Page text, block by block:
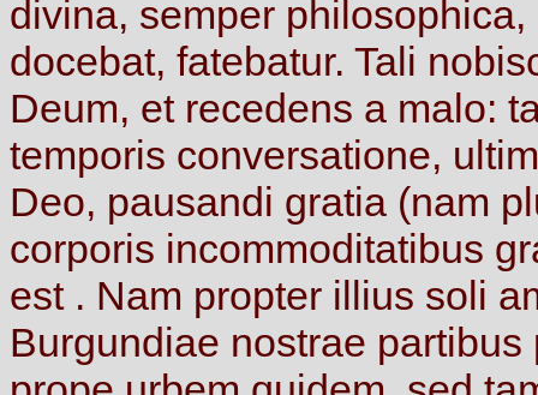
divina, semper philosophica,
docebat, fatebatur. Tali
Deum, et recedens a malo:
temporis conversatione,
Deo, pausandi gratia (nam
corporis incommoditatibus
est . Nam propter illius soli
Burgundiae nostrae partibus